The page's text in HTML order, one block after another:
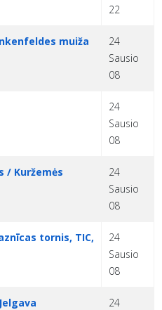
22
muiža
24
Sausio
08
24
Sausio
08
/ Kuržemės
24
Sausio
08
tornis, TIC,
24
Sausio
08
24